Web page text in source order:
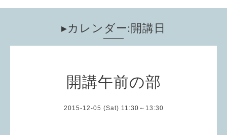
▸カレンダー:開講日
開講午前の部
2015-12-05 (Sat) 11:30～13:30